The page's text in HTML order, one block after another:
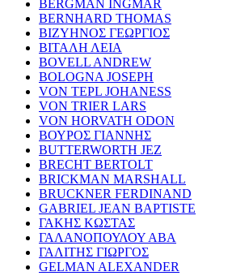
BERGMAN INGMAR
BERNHARD THOMAS
ΒΙΖΥΗΝΟΣ ΓΕΩΡΓΙΟΣ
ΒΙΤΑΛΗ ΛΕΙΑ
BOVELL ANDREW
BOLOGNA JOSEPH
VON TEPL JOHANESS
VON TRIER LARS
VON HORVATH ODON
ΒΟΥΡΟΣ ΓΙΑΝΝΗΣ
BUTTERWORTH JEZ
BRECHT BERTOLT
BRICKMAN MARSHALL
BRUCKNER FERDINAND
GABRIEL JEAN BAPTISTE
ΓΑΚΗΣ ΚΩΣΤΑΣ
ΓΑΛΑΝΟΠΟΥΛΟΥ ΑΒΑ
ΓΑΛΙΤΗΣ ΓΙΩΡΓΟΣ
GELMAN ALEXANDER